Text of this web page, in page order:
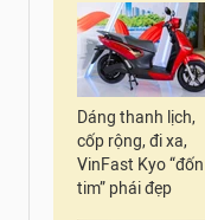
Dáng thanh lịch,
cốp rộng, đi xa,
VinFast Kyo “đốn
tim” phái đẹp